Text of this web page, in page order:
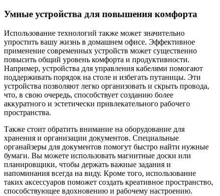
Умные устройства для повышения комфорта
Использование технологий также может значительно
упростить вашу жизнь в домашнем офисе. Эффективное
применение современных устройств может существенно
повысить общий уровень комфорта и продуктивности.
Например, устройства для управления кабелями помогают
поддерживать порядок на столе и избегать путаницы. Эти
устройства позволяют легко организовать и скрыть провода,
что, в свою очередь, способствует созданию более
аккуратного и эстетически привлекательного рабочего
пространства.
Также стоит обратить внимание на оборудование для
хранения и организации документов. Специальные
органайзеры для документов помогут быстро найти нужные
бумаги. Вы можете использовать магнитные доски или
планировщики, чтобы держать важные задания и
напоминания всегда на виду. Кроме того, использование
таких аксессуаров поможет создать креативное пространство,
способствующее вдохновению и рабочему настроению.